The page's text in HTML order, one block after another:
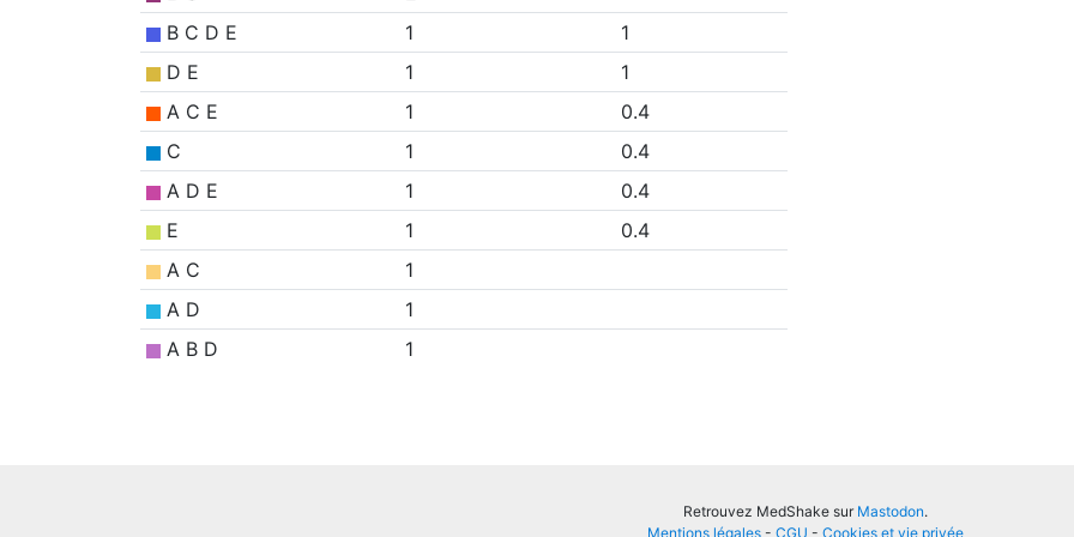
B C D E
1
1
D E
1
1
A C E
1
0.4
C
1
0.4
A D E
1
0.4
E
1
0.4
A C
1
A D
1
A B D
1
Retrouvez MedShake sur Mastodon.
Mentions légales - CGU - Cookies et vie privée